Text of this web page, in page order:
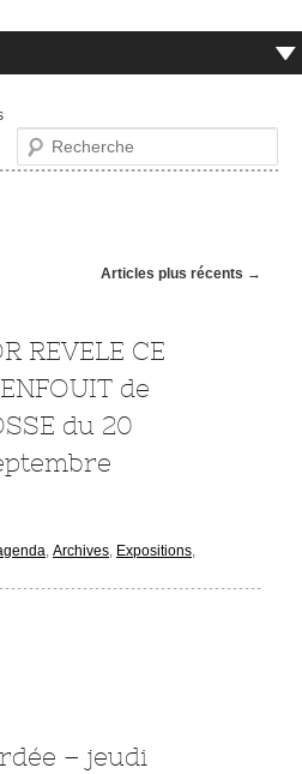
Recherche
Articles plus récents →
REVELE CE
de
du 20
,Archives Expositions
– jeudi